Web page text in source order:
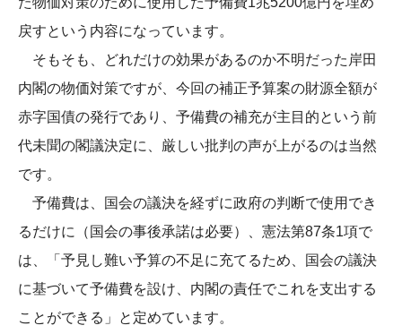
戻すという内容になっています。
そもそも、どれだけの効果があるのか不明だった岸田
内閣の物価対策ですが、今回の補正予算案の財源全額が
赤字国債の発行であり、予備費の補充が主目的という前
代未聞の閣議決定に、厳しい批判の声が上がるのは当然
です。
予備費は、国会の議決を経ずに政府の判断で使用でき
るだけに（国会の事後承諾は必要）、憲法第87条1項で
は、「予見し難い予算の不足に充てるため、国会の議決
に基づいて予備費を設け、内閣の責任でこれを支出する
ことができる」と定めています。